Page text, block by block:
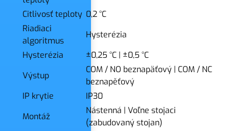
Citlivosť teploty 0,2 °C
Riadiaci
algoritmus
Hysterézia
Hysterézia
±0,25 °C | ±0,5 °C
Výstup
COM / NO beznapäťový | COM / NC
beznapěťový
IP krytie
IP30
Montáž
Nástenná | Voľne stojaci
(zabudovaný stojan)